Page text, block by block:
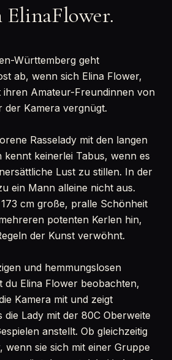
Württemberg geht
ab, wenn sich Elina Flower,
ihren Amateur-Freundinnen von
Kamera vergnügt.
Rasselady mit den langen
keinerlei Tabus, wenn es
Lust zu stillen. In der
ein Mann alleine nicht aus.
cm große, pralle Schönheit
potenten Kerlen hin,
der Kunst verwöhnt.
und hemmungslosen
du Elina Flower beobachten,
Kamera mit und zeigt
die Lady mit der 80C Oberweite
anstellt. Ob gleichzeitig
wenn sie sich mit einer Gruppe